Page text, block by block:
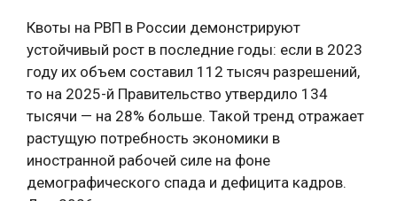
Квоты на РВП в России демонстрируют
устойчивый рост в последние годы: если в 2023
году их объем составил 112 тысяч разрешений,
то на 2025-й Правительство утвердило 134
тысячи — на 28% больше. Такой тренд отражает
растущую потребность экономики в
иностранной рабочей силе на фоне
демографического спада и дефицита кадров.